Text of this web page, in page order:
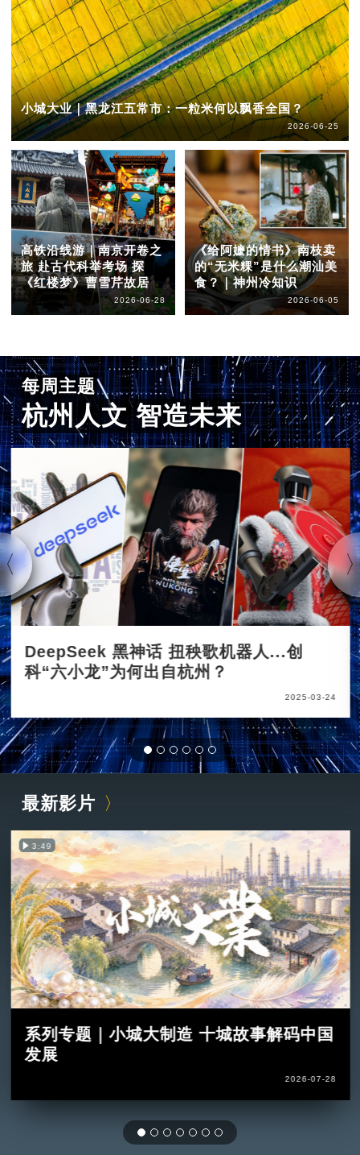
小城大业｜黑龙江五常市：一粒米何以飘香全国？
2026-06-25
高铁沿线游｜南京开卷之
旅 赴古代科举考场 探
《红楼梦》曹雪芹故居
2026-06-28
《给阿嬷的情书》南枝卖
的“无米粿”是什么潮汕美
食？｜神州冷知识
2026-06-05
每周主题
杭州人文 智造未来
DeepSeek 黑神话 扭秧歌机器人...创
科“六小龙”为何出自杭州？
2025-03-24
最新影片
3:49
系列专题｜小城大制造 十城故事解码中国
发展
2026-07-28